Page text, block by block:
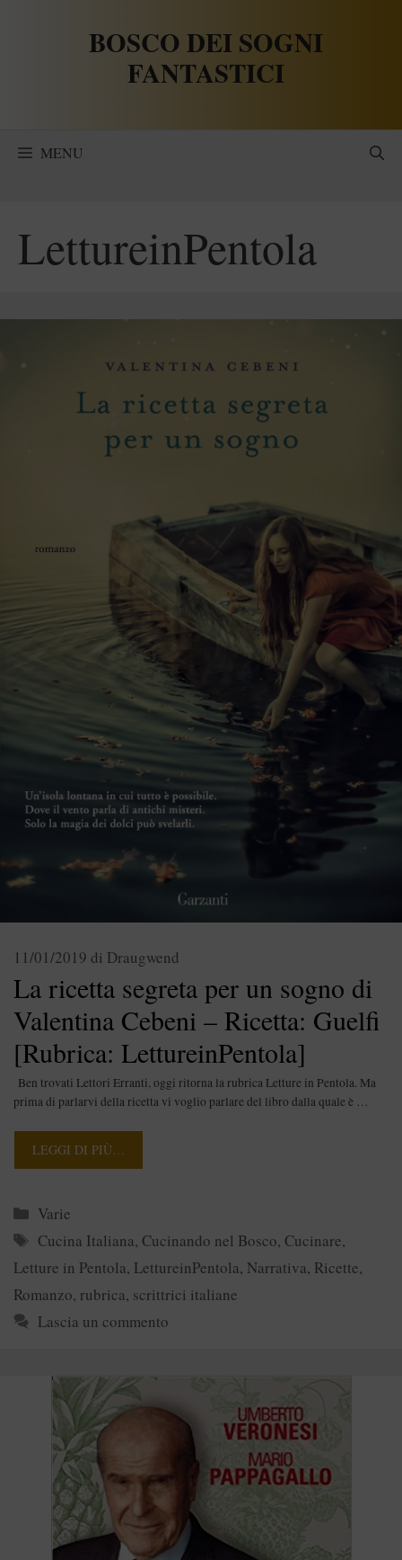
BOSCO DEI SOGNI
FANTASTICI
MENU
LettureinPentola
La ricetta segreta per un sogno di
Valentina Cebeni – Ricetta: Guelfi
[Rubrica: LettureinPentola]
11/01/2019 di Draugwend
Ben trovati Lettori Erranti, oggi ritorna la rubrica Letture in Pentola. Ma
prima di parlarvi della ricetta vi voglio parlare del libro dalla quale è …
LEGGI DI PIÙ…
Categorie
Varie
Tag
Cucina Italiana,Cucinando nel Bosco,Cucinare,
Letture in Pentola, LettureinPentola, Narrativa, Ricette,
Romanzo, rubrica, scrittrici italiane
Lascia un commento